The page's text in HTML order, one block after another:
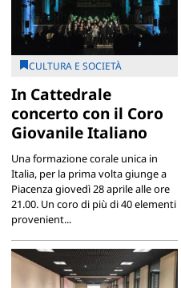
CULTURA E SOCIETÀ
In Cattedrale
concerto con il Coro
Giovanile Italiano
Una formazione corale unica in
Italia, per la prima volta giunge a
Piacenza giovedì 28 aprile alle ore
21.00. Un coro di più di 40 elementi
provenient...